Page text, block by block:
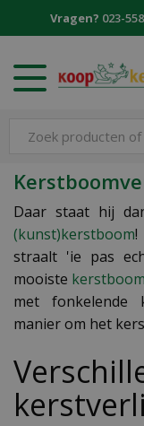
Vragen? 023-
Daar staat hij
(kunst)kerstboom!
straalt 'ie pas
mooiste
met fonkelende
manier om het